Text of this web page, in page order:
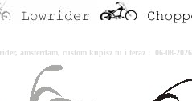
amsterdam, custom kupisz tu i teraz : 06-08-